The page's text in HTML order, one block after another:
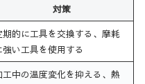
対策
期的に工具を交換する、摩耗
強い工具を使用する
工中の温度変化を抑える、熱